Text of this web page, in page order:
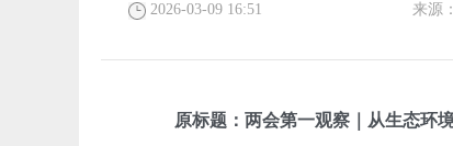
2026-03-09 16:51 来源：
原标题：两会第一观察｜从生态环